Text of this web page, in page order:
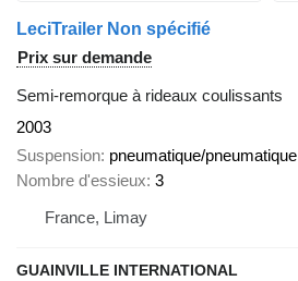
LeciTrailer Non spécifié
Prix sur demande
Semi-remorque à rideaux coulissants
2003
Suspension pneumatique/pneumatique
Nombre d'essieux 3
France, Limay
GUAINVILLE INTERNATIONAL